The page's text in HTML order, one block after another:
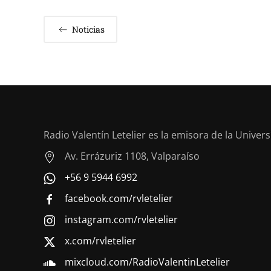
Noticias
Radio Valentín Letelier es la emisora de la
Av. Errázuriz 1108, Valparaíso
+56 9 5944 6992
facebook.com/rvletelier
instagram.com/rvletelier
x.com/rvletelier
mixcloud.com/RadioValentinLetelier